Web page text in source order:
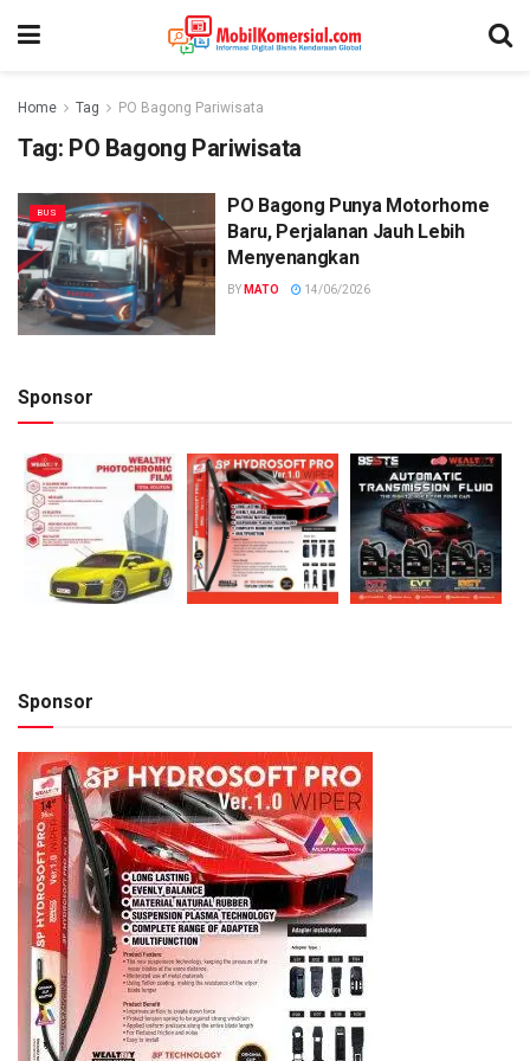
Home Tag PO Bagong Pariwisata
Tag: PO Bagong Pariwisata
BUS
PO Bagong Punya Motorhome
Baru, Perjalanan Jauh Lebih
Menyenangkan
BY MATO 14/06/2026
Sponsor
Sponsor